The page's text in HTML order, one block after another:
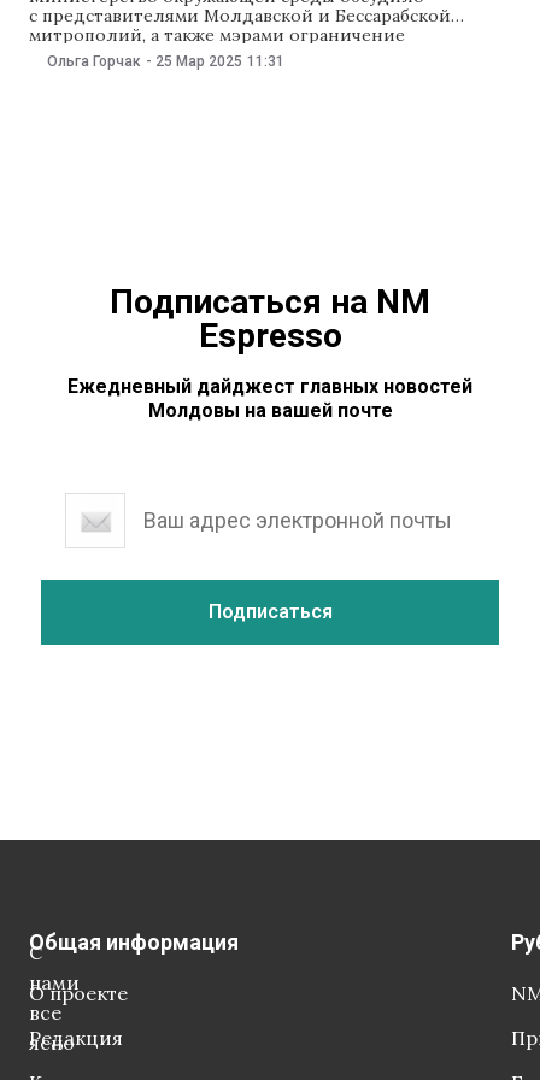
с представителями Молдавской и Бессарабской
митрополий, а также мэрами ограничение
использования на кладбищах похоронных венков
из искусственных цветов. Министр окружающей
Ольга Горчак - 25 Мар 2025 11:31
Подписаться на NM
Espresso
Ежедневный дайджест главных новостей
Молдовы на вашей почте
С
нами
все
ясно
Общая информация
О проекте
Редакция